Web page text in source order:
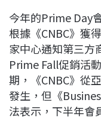
今年的Prime Day
根據《CNBC》獲
家中心通知第三方
Prime Fall促銷活
期，《CNBC》從
發生，但《
法表示，下半年會